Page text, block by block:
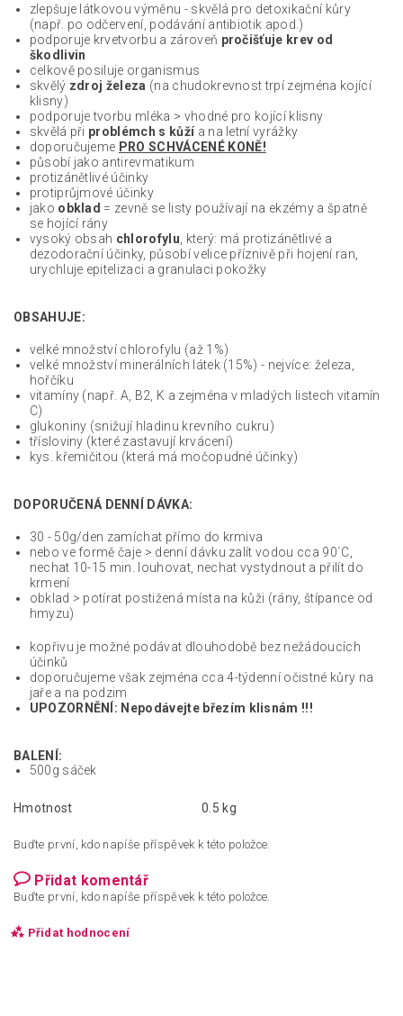
zlepšuje látkovou výměnu - skvělá pro detoxikační kůry
(např. po odčervení, podávání antibiotik apod.)
podporuje krvetvorbu a zároveň pročišťuje krev od
škodlivin
celkově posiluje organismus
skvělý zdroj železa (na chudokrevnost trpí zejména kojící
klisny)
podporuje tvorbu mléka > vhodné pro kojící klisny
skvělá při problémch s kůží a na letní vyrážky
doporučujeme PRO SCHVÁCENÉ KONĚ!
působí jako antirevmatikum
protizánětlivé účinky
protiprůjmové účinky
jako obklad = zevně se listy používají na ekzémy a špatně
se hojící rány
vysoký obsah chlorofylu , který: má protizánětlivé a
dezodorační účinky, působí velice příznivě při hojení ran,
urychluje epitelizaci a granulaci pokožky
OBSAHUJE:
velké množství chlorofylu (až 1%)
velké množství minerálních látek (15%) - nejvíce: železa,
hořčíku
vitamíny (např. A, B2, K a zejména v mladých listech vitamín
C)
glukoniny (snižují hladinu krevního cukru)
třísloviny (které zastavují krvácení)
kys. křemičitou (která má močopudné účinky)
DOPORUČENÁ DENNÍ DÁVKA:
30 - 50g/den zamíchat přímo do krmiva
nebo ve formě čaje > denní dávku zalít vodou cca 90´C,
nechat 10-15 min. louhovat, nechat vystydnout a přilít do
krmení
obklad > potírat postižená místa na kůži (rány, štípance od
hmyzu)
kopřivu je možné podávat dlouhodobě bez nežádoucích
účinků
doporučujeme však zejména cca 4-týdenní očistné kůry na
jaře a na podzim
UPOZORNĚNÍ: Nepodávejte březím klisnám !!!
BALENÍ:
500g sáček
Hmotnost 0.5 kg
Buďte první, kdo napíše příspěvek k této položce.
Přidat komentář
Buďte první, kdo napíše příspěvek k této položce.
Přidat hodnocení